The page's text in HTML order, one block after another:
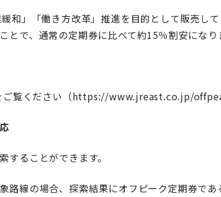
和」「働き方改革」推進を目的として販売して
で、通常の定期券に比べて約15％割安になり
ご覧ください（https://www.jreast.co.jp/
することができます。
路線の場合、探索結果にオフピーク定期券で